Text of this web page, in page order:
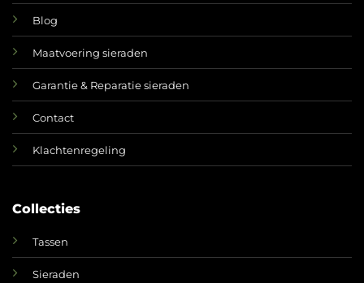
Blog
Maatvoering sieraden
Garantie & Reparatie sieraden
Contact
Klachtenregeling
Collecties
Tassen
Sieraden